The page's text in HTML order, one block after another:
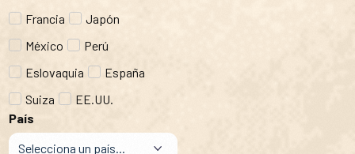
Francia
Japón
México
Perú
Eslovaquia
España
Suiza
EE.UU.
País